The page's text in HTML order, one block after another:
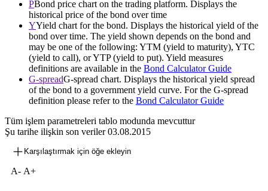
PBond price chart on the trading platform. Displays the
historical price of the bond over time
YYield chart for the bond. Displays the historical yield of the
bond over time. The yield shown depends on the bond and
may be one of the following: YTM (yield to maturity), YTC
(yield to call), or YTP (yield to put). Yield measures
definitions are available in the Bond Calculator Guide
G-spreadG-spread chart. Displays the historical yield spread
of the bond to a government yield curve. For the G-spread
definition please refer to the Bond Calculator Guide
Tüm işlem parametreleri tablo modunda mevcuttur
Şu tarihe ilişkin son veriler03.08.2015
Karşılaştırmak için öğe ekleyin